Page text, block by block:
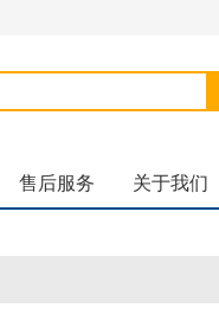
售后服务 关于我们